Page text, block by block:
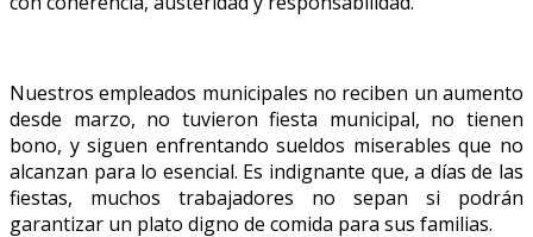
Nuestros empleados municipales no reciben un aumento
desde marzo, no tuvieron fiesta municipal, no tienen
bono, y siguen enfrentando sueldos miserables que no
alcanzan para lo esencial. Es indignante que, a días de las
fiestas, muchos trabajadores no sepan si podrán
garantizar un plato digno de comida para sus familias.